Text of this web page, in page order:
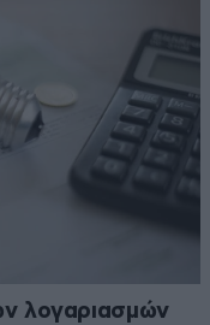
λογαριασμών